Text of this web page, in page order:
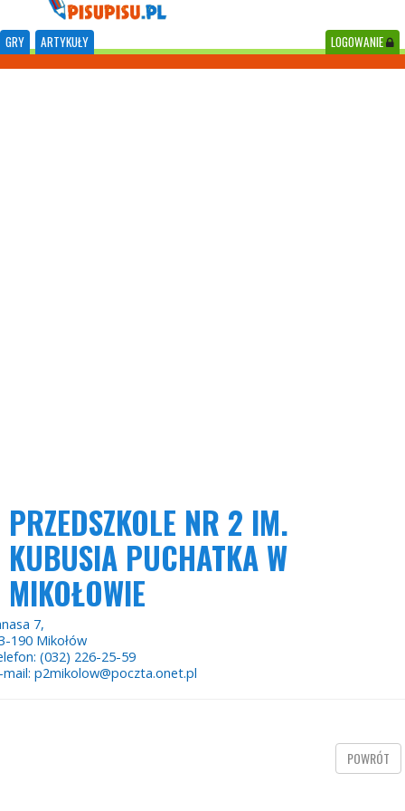
GRY ARTYKUŁY LOGOWANIE
PRZEDSZKOLE NR 2 IM.
KUBUSIA PUCHATKA W
MIKOŁOWIE
7,
190 Mikołów
(032) 226-25-59
p2mikolow@poczta.onet.pl
POWRÓT